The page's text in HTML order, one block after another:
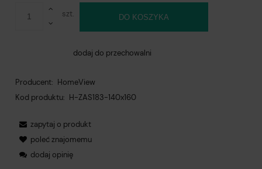
szt. DO KOSZYKA
dodaj do przechowalni
Producent: HomeView
Kod produktu: H-ZAS183-140x160
zapytaj o produkt
poleć znajomemu
dodaj opinię